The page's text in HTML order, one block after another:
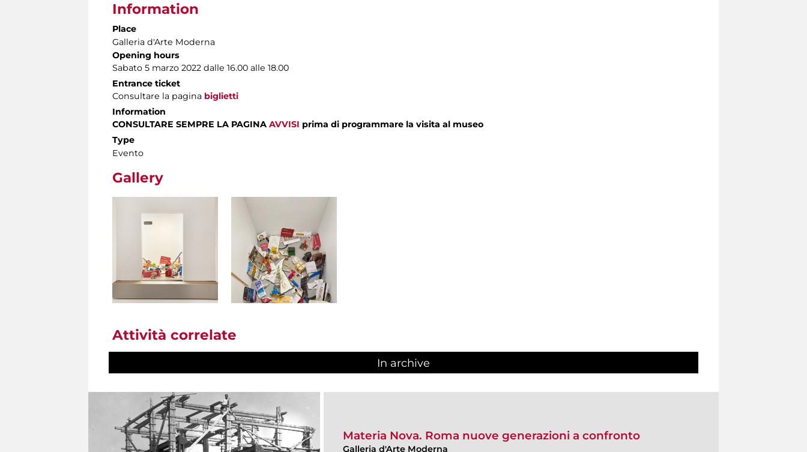
Information
Place
Galleria d'Arte Moderna
Opening hours
Sabato 5 marzo 2022 dalle 16.00 alle 18.00
Entrance ticket
Consultare la pagina biglietti
Information
CONSULTARE SEMPRE LA PAGINA AVVISI prima di programmare la visita al museo
Type
Evento
Gallery
Attività correlate
In archive
Materia Nova. Roma nuove generazioni a confronto
Galleria d'Arte Moderna